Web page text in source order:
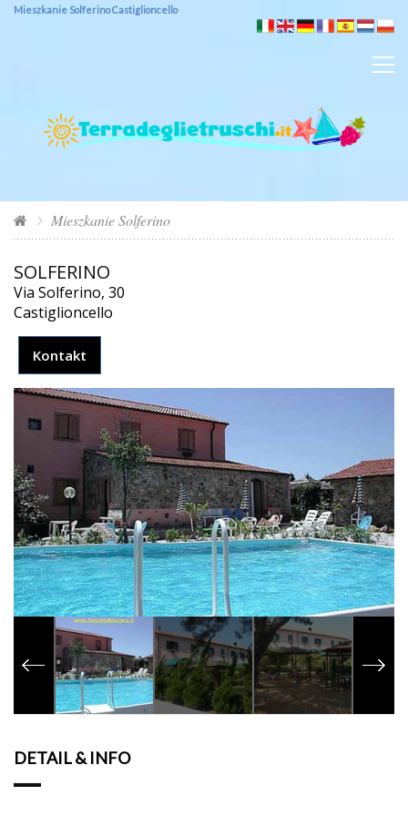
Mieszkanie Solferino Castiglioncello
Mieszkanie Solferino
SOLFERINO
Via Solferino, 30
Castiglioncello
Kontakt
DETAIL & INFO